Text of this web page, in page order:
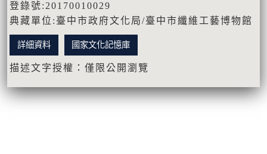
登錄號:20170010029
典藏單位:臺中市政府文化局/臺中市纖維工藝博物館
詳細資料 國家文化記憶庫
描述文字授權：僅限公開瀏覽